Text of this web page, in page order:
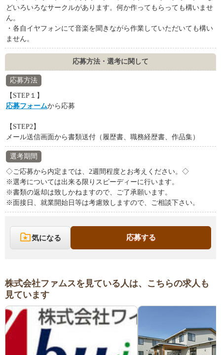
どいろいろなサークルがあります。何か作ってもらっても構いませ
ん。
・各自イヤフォンにて音楽を聞きながら作業していただいても構い
ません。
応募方法・選考に関して
応募方法
【STEP１】
応募フォームから応募
【STEP2】
メール送信画面から書類送付（履歴書、職務経歴書、作品集）
選考期間
◇ご応募から内定までは、2週間程度とお考えください。◇
※選考については出来る限りスピーディーに行います。
※書類の返却は致しかねますので、ご了承願います。
※面接日、就業開始日等は考慮致しますので、ご相談下さい。
気になる 応募する
株式会社ファムスを見ている人は、こちらの求人も
見ています